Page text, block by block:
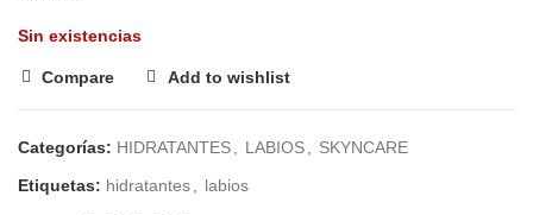
Sin existencias
Compare Add to wishlist
Categorías: HIDRATANTES LABIOS
SKYNCARE
Etiquetas: hidratantes labios